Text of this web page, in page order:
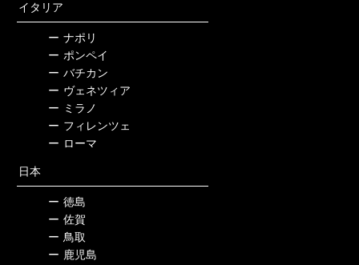
イタリア
ー ナポリ
ー ポンペイ
ー バチカン
ー ヴェネツィア
ー ミラノ
ー フィレンツェ
ー ローマ
日本
ー 徳島
ー 佐賀
ー 鳥取
ー 鹿児島